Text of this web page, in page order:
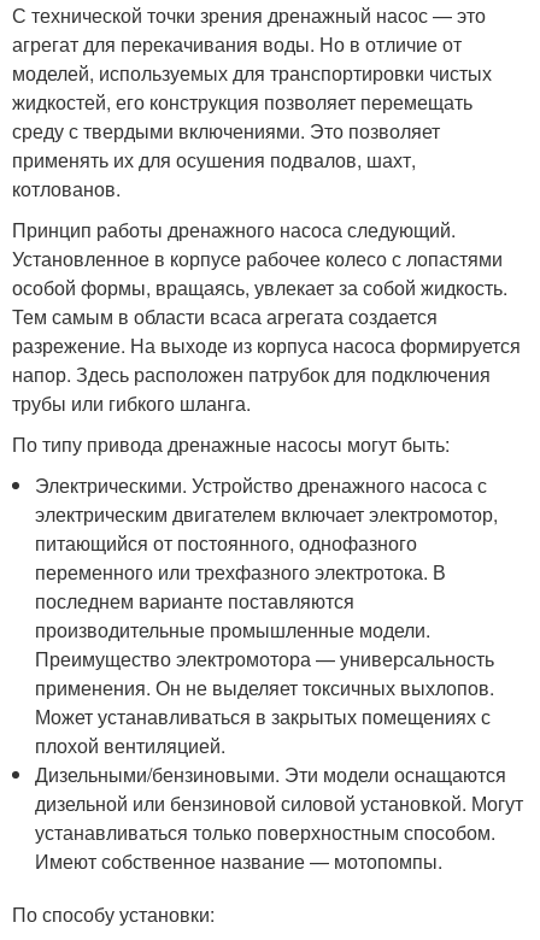
С технической точки зрения дренажный насос — это
агрегат для перекачивания воды. Но в отличие от
моделей, используемых для транспортировки чистых
жидкостей, его конструкция позволяет перемещать
среду с твердыми включениями. Это позволяет
применять их для осушения подвалов, шахт,
котлованов.
Принцип работы дренажного насоса следующий.
Установленное в корпусе рабочее колесо с лопастями
особой формы, вращаясь, увлекает за собой жидкость.
Тем самым в области всаса агрегата создается
разрежение. На выходе из корпуса насоса формируется
напор. Здесь расположен патрубок для подключения
трубы или гибкого шланга.
По типу привода дренажные насосы могут быть:
Электрическими. Устройство дренажного насоса с
электрическим двигателем включает электромотор,
питающийся от постоянного, однофазного
переменного или трехфазного электротока. В
последнем варианте поставляются
производительные промышленные модели.
Преимущество электромотора — универсальность
применения. Он не выделяет токсичных выхлопов.
Может устанавливаться в закрытых помещениях с
плохой вентиляцией.
Дизельными/бензиновыми. Эти модели оснащаются
дизельной или бензиновой силовой установкой. Могут
устанавливаться только поверхностным способом.
Имеют собственное название — мотопомпы.
По способу установки: